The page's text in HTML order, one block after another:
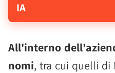
IA
All'interno
nomi, tra cui quelli di